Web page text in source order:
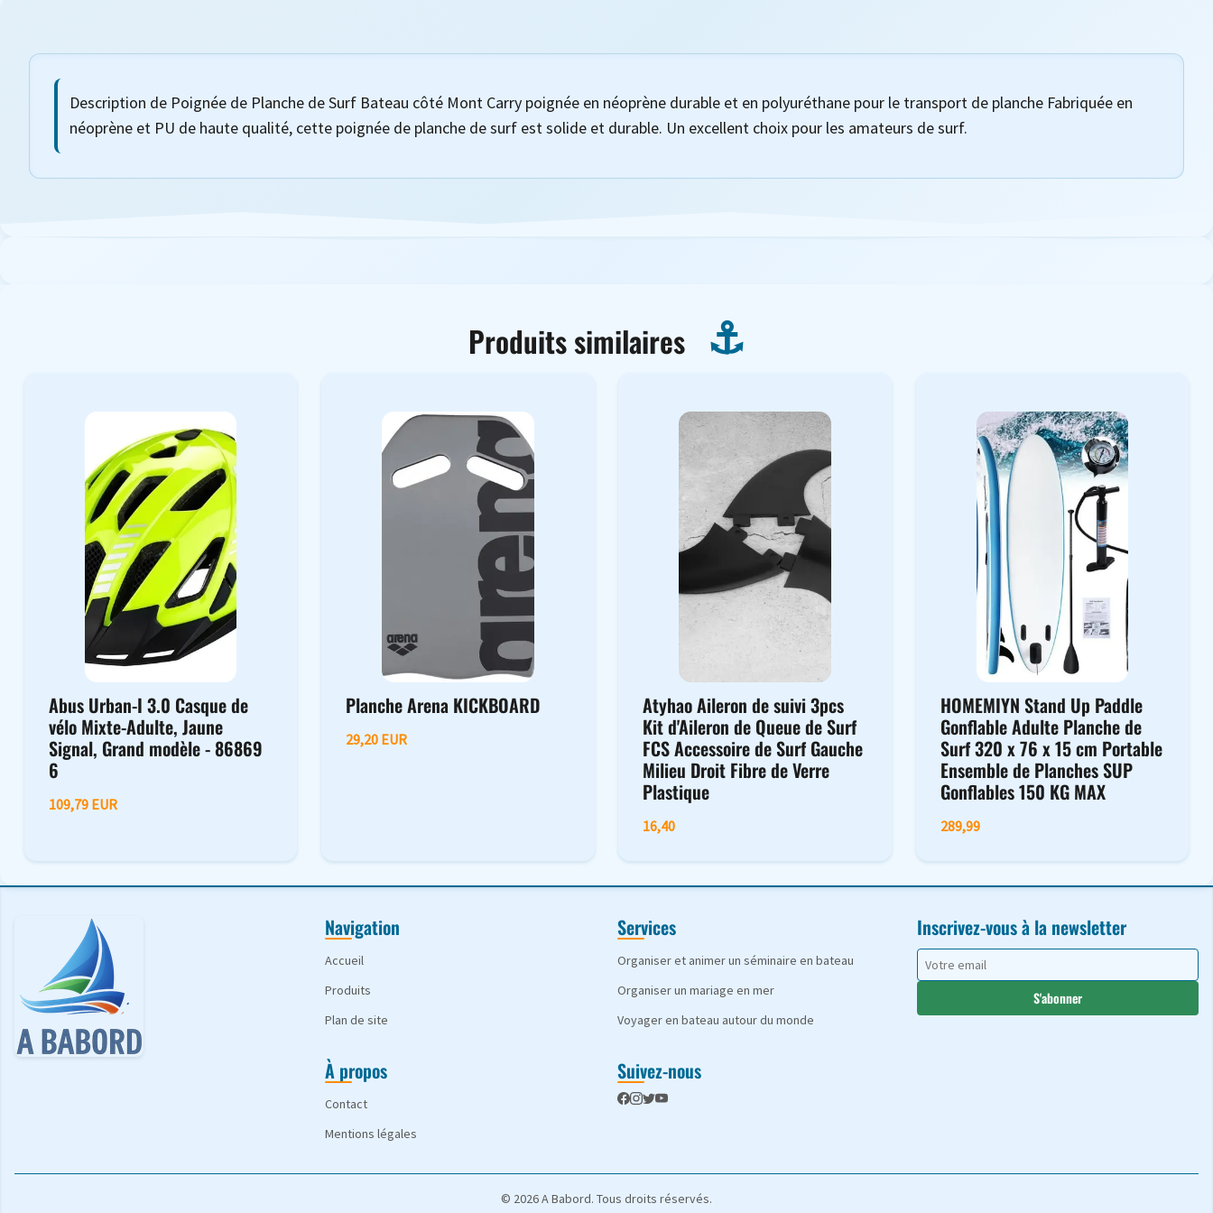
Description de Poignée de Planche de Surf Bateau côté Mont Carry poignée en néoprène durable et en polyuréthane pour le transport de planche Fabriquée en
néoprène et PU de haute qualité, cette poignée de planche de surf est solide et durable. Un excellent choix pour les amateurs de surf.
Produits similaires
Abus Urban-I 3.0 Casque de
vélo Mixte-Adulte, Jaune
Signal, Grand modèle - 86869
6
109,79 EUR
Planche Arena KICKBOARD
29,20 EUR
Atyhao Aileron de suivi 3pcs
Kit d'Aileron de Queue de Surf
FCS Accessoire de Surf Gauche
Milieu Droit Fibre de Verre
Plastique
16,40
HOMEMIYN Stand Up Paddle
Gonflable Adulte Planche de
Surf 320 x 76 x 15 cm Portable
Ensemble de Planches SUP
Gonflables 150 KG MAX
289,99
Navigation
Accueil
Produits
Plan de site
Services
Organiser et animer un séminaire en bateau
Organiser un mariage en mer
Voyager en bateau autour du monde
À propos
Contact
Mentions légales
Suivez-nous
Inscrivez-vous à la newsletter
S'abonner
© 2026 A Babord. Tous droits réservés.